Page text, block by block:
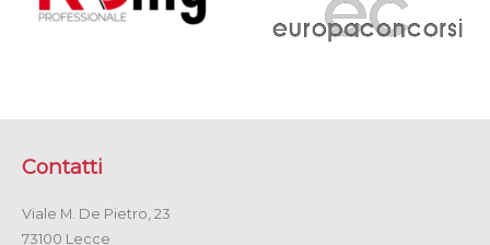
Contatti
Viale M. De Pietro, 23
73100 Lecce